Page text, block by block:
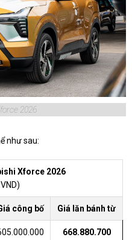
2026
như sau:
Xforce 2026
công bố Giá lăn bánh từ
668.880.700